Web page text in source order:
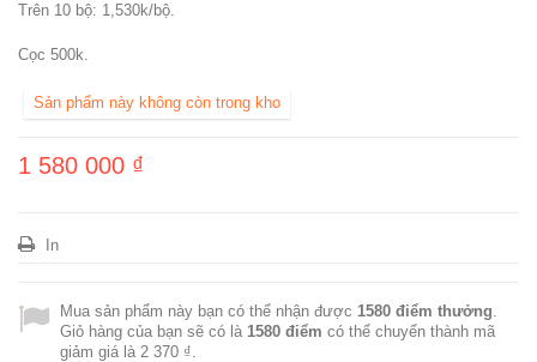
Trên 10 bộ: 1,530k/bộ.
Cọc 500k.
Sản phẩm này không còn trong kho
1 580 000 ₫
In
Mua sản phẩm này bạn có thể nhận được 1580 điểm thưởng.
Giỏ hàng của bạn sẽ có là 1580 điểm có thể chuyển thành mã
giảm giá là 2 370 ₫.